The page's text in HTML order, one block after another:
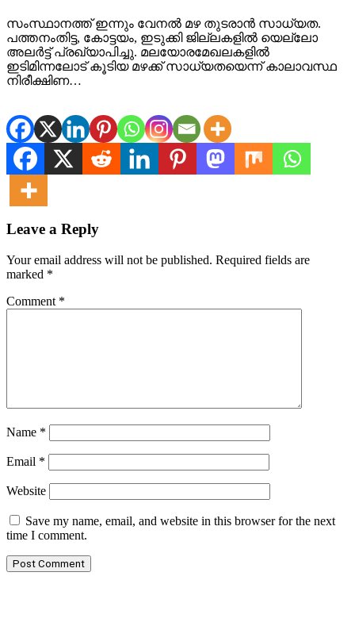
സംസ്ഥാനത്ത് ഇന്നും വേനൽ മഴ തുടരാൻ സാധ്യത.
പത്തനംതിട്ട, കോട്ടയം, ഇടുക്കി ജില്ലകളിൽ യെല്ലോ
അലർട്ട് പ്രഖ്യാപിച്ചു. മലയോരമേഖലകളിൽ
ഇടിമിന്നലോട് കൂടിയ മഴക്ക് സാധ്യതയെന്ന് കാലാവസ്ഥ
നിരീക്ഷിണ…
Leave a Reply
Your email address will not be published. Required fields are
marked *
Comment *
Name *
Email *
Website
Save my name, email, and website in this browser for the next
time I comment.